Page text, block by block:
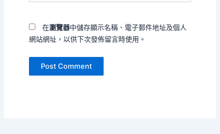
在瀏覽器中儲存顯示名稱、電子郵件地址及個人
網站網址，以供下次發佈留言時使用。